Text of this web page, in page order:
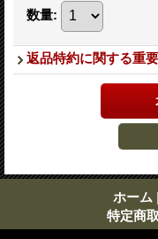
数量:
返品特約に関する重
ホーム |
特定商